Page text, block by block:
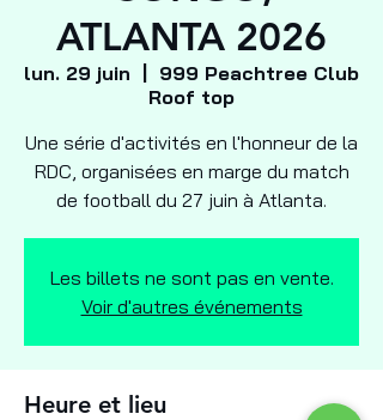
ATLANTA 2026
lun. 29 juin
999 Peachtree Club
Roof top
Une série d'activités en l'honneur de la
RDC, organisées en marge du match
de football du 27 juin à Atlanta.
Les billets ne sont pas en vente.
Voir d'autres événements
Heure et lieu